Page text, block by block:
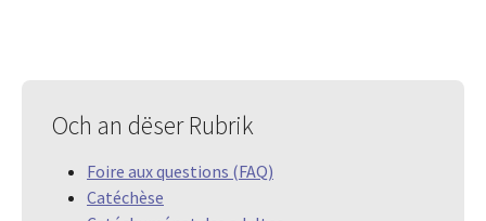
Och an dëser Rubrik
Foire aux questions (FAQ)
Catéchèse